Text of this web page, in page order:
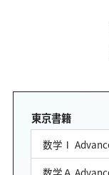
東京書籍
数学Ⅰ